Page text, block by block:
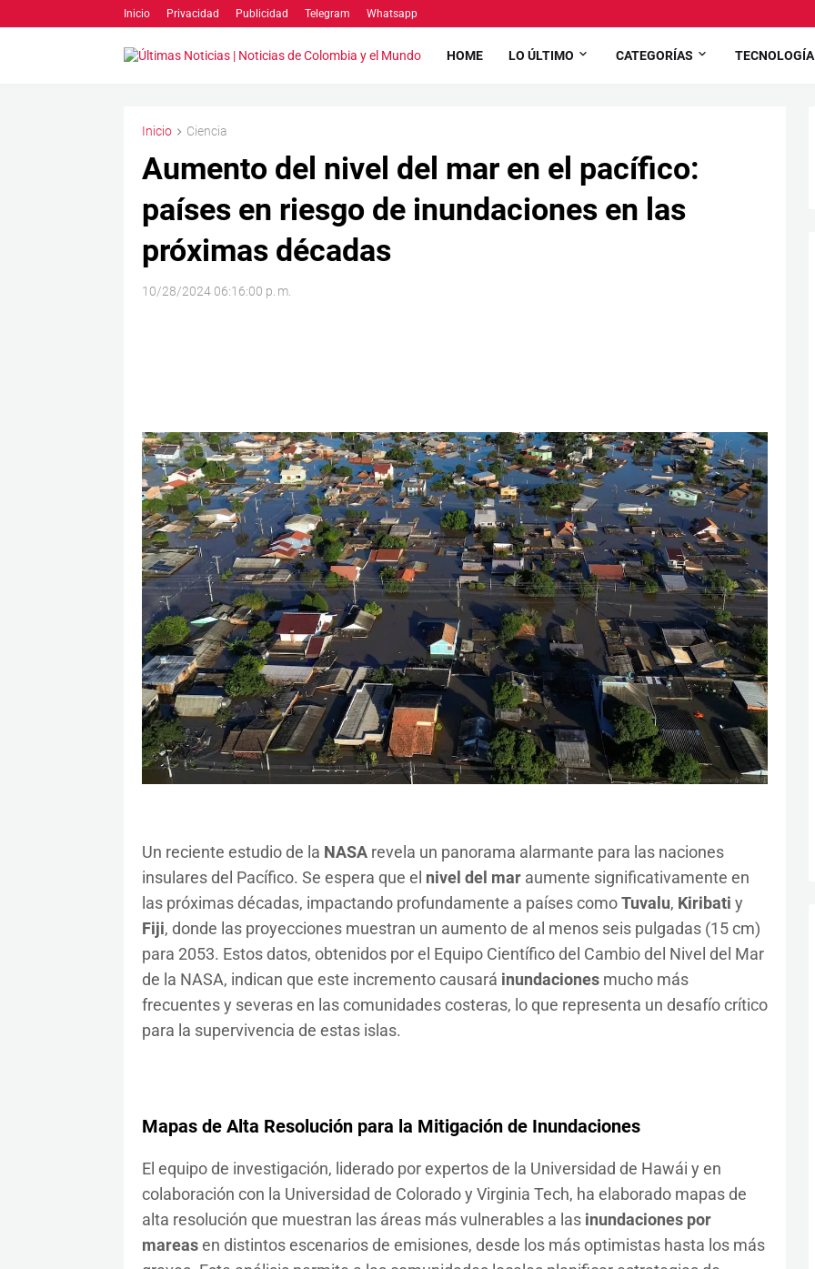
Inicio Privacidad Publicidad Telegram Whatsapp
HOME LO ÚLTIMO CATEGORÍAS TECNOLOGÍA
Inicio Ciencia
Aumento del nivel del mar en el pacífico:
países en riesgo de inundaciones en las
próximas décadas
10/28/2024 06:16:00 p. m.
Un reciente estudio de la NASArevela un panorama alarmante para las naciones
insulares del Pacífico. Se espera que el nivel del maraumente significativamente en
las próximas décadas, impactando profundamente a países comoTuvalu, Kiribati y
Fiji, donde las proyecciones muestran un aumento de al menos seis pulgadas (15 cm)
para 2053. Estos datos, obtenidos por el Equipo Científico del Cambio del Nivel del Mar
de la NASA, indican que este incremento causará inundacionesmucho más
frecuentes y severas en las comunidades costeras, lo que representa un desafío crítico
para la supervivencia de estas islas.
Mapas de Alta Resolución para la Mitigación de Inundaciones
El equipo de investigación, liderado por expertos de la Universidad de Hawái y en
colaboración con la Universidad de Colorado y Virginia Tech, ha elaborado mapas de
alta resolución que muestran las áreas más vulnerables a las inundaciones por
mareasen distintos escenarios de emisiones, desde los más optimistas hasta los más